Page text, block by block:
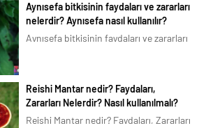
olan şifalı bir bitkidir. Liliaceal
familyasına ait...
Aynısefa bitkisinin faydaları ve zararları
nelerdir? Aynısefa nasıl kullanılır?
Aynısefa bitkisinin faydaları ve zararları
çiçeği, Altuncuk, Ölü çiçeği, Şamdan
çiçeği, Portakal nergisi, Aynısafa’dır.
Aynısefa (aynısafa), Türkiye de pek...
Reishi Mantar nedir? Faydaları,
Zararları Nelerdir? Nasıl kullanılmalı?
Reishi Mantar nedir? Faydaları, Zararları